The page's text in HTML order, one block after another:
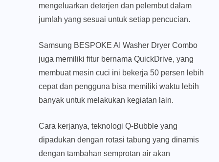
mengeluarkan deterjen dan pelembut dalam
jumlah yang sesuai untuk setiap pencucian.
Samsung BESPOKE AI Washer Dryer Combo
juga memiliki fitur bernama QuickDrive, yang
membuat mesin cuci ini bekerja 50 persen lebih
cepat dan pengguna bisa memiliki waktu lebih
banyak untuk melakukan kegiatan lain.
Cara kerjanya, teknologi Q-Bubble yang
dipadukan dengan rotasi tabung yang dinamis
dengan tambahan semprotan air akan